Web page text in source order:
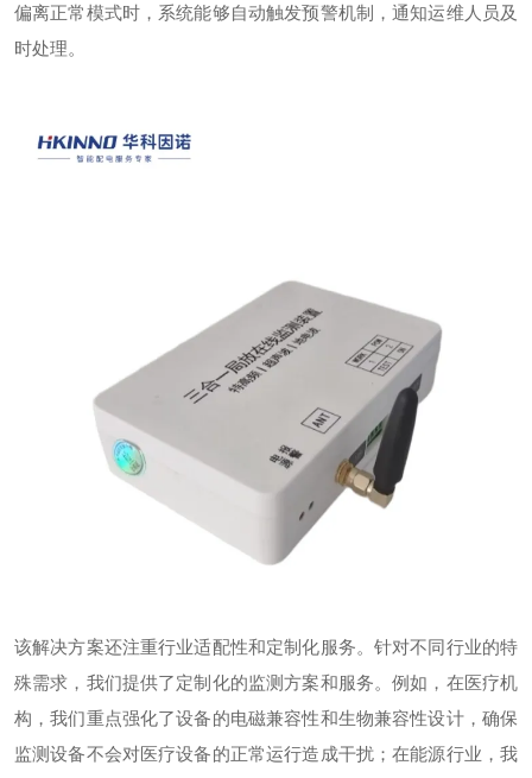
偏离正常模式时，系统能够自动触发预警机制，通知运维人员及
时处理。
该解决方案还注重行业适配性和定制化服务。针对不同行业的特
殊需求，我们提供了定制化的监测方案和服务。例如，在医疗机
构，我们重点强化了设备的电磁兼容性和生物兼容性设计，确保
监测设备不会对医疗设备的正常运行造成干扰；在能源行业，我